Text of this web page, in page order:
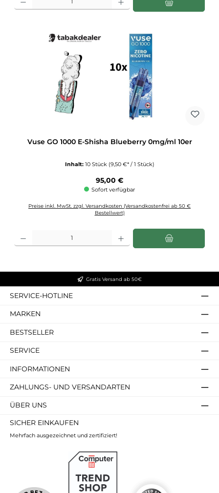
Vuse GO 1000 E-Shisha Blueberry 0mg/ml 10er
Inhalt: 10 Stück (9,50 €* / 1 Stück)
Regulärer Preis:
95,00 €
Sofort verfügbar
Preise inkl. MwSt. zzgl. Versandkosten (Versandkostenfrei ab 50 €
Bestellwert)
Gratis Versand ab 50€
SERVICE-HOTLINE
MARKEN
BESTSELLER
SERVICE
INFORMATIONEN
ZAHLUNGS- UND VERSANDARTEN
ÜBER UNS
SICHER EINKAUFEN
Mehrfach ausgezeichnet und zertifiziert!